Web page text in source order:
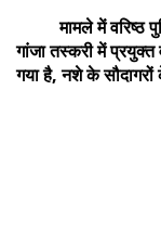
मामले में वरिष्ठ
गांजा तस्करी में
गया है, नशे के